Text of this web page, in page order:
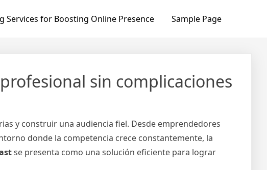
Services for Boosting Online Presence Sample Page
sin complicaciones
y construir una audiencia fiel. Desde emprendedores
donde la competencia crece constantemente, la
se presenta como una solución eficiente para lograr